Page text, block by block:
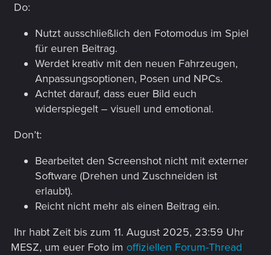
Do:
Nutzt ausschließlich den Fotomodus im Spiel
für euren Beitrag.
Werdet kreativ mit den neuen Fahrzeugen,
Anpassungsoptionen, Posen und NPCs.
Achtet darauf, dass euer Bild euch
widerspiegelt – visuell und emotional.
Don’t:
Bearbeitet den Screenshot nicht mit externer
Software (Drehen und Zuschneiden ist
erlaubt).
Reicht nicht mehr als einen Beitrag ein.
Ihr habt Zeit bis zum 11. August 2025, 23:59 Uhr
MESZ, um euer Foto im offiziellen Forum-Thread